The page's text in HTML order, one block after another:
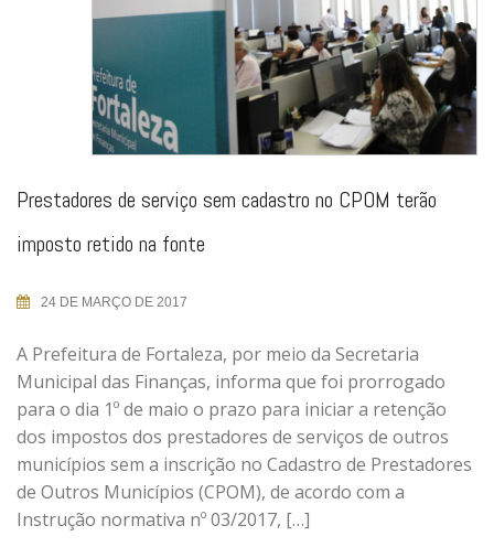
Prestadores de serviço sem cadastro no CPOM terão
imposto retido na fonte
24 DE MARÇO DE 2017
A Prefeitura de Fortaleza, por meio da Secretaria
Municipal das Finanças, informa que foi prorrogado
para o dia 1º de maio o prazo para iniciar a retenção
dos impostos dos prestadores de serviços de outros
municípios sem a inscrição no Cadastro de Prestadores
de Outros Municípios (CPOM), de acordo com a
Instrução normativa nº 03/2017, […]